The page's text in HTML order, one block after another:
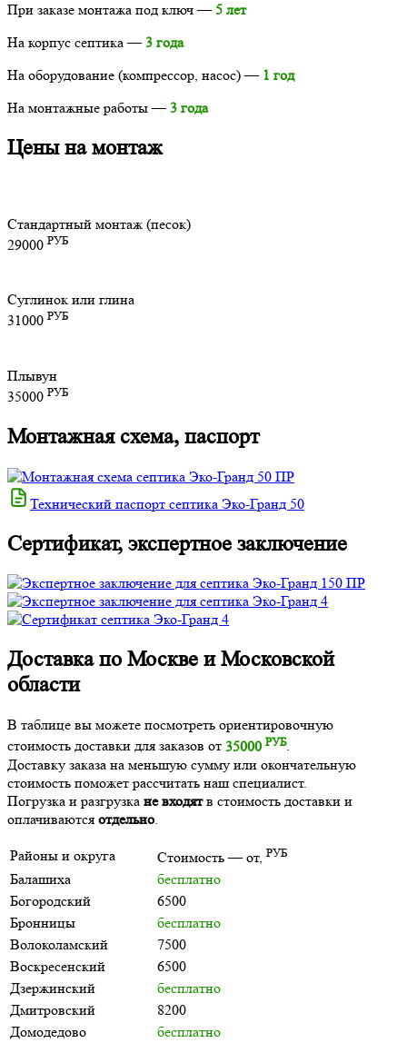
При заказе монтажа под ключ —5 лет
На корпус септика —3 года
На оборудование (компрессор, насос) — 1 год
На монтажные работы —3 года
Цены на монтаж
Стандартный монтаж (песок)
29000 РУБ
Суглинок или глина
31000 РУБ
Плывун
35000 РУБ
Монтажная схема, паспорт
Технический паспорт септика Эко-Гранд 50
Сертификат, экспертное заключение
Доставка по Москве и Московской
области
В таблице вы можете посмотреть ориентировочную
стоимость доставки для заказов от 35000 РУБ.
Доставку заказа на меньшую сумму или окончательную
стоимость поможет рассчитать наш специалист.
Погрузка и разгрузка не входятв стоимость доставки и
оплачиваются отдельно
Районы и округа Стоимость — от, РУБ
Балашиха
бесплатно
Богородский
6500
Бронницы
бесплатно
Волоколамский
7500
Воскресенский
6500
Дзержинский
бесплатно
Дмитровский
8200
Домодедово
бесплатно